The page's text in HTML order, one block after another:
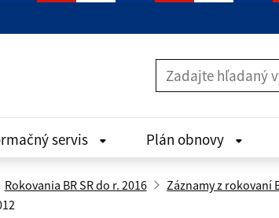
servis Plán obnovy
Rokovania BR SR do r. 2016
Záznamy z rokovaní